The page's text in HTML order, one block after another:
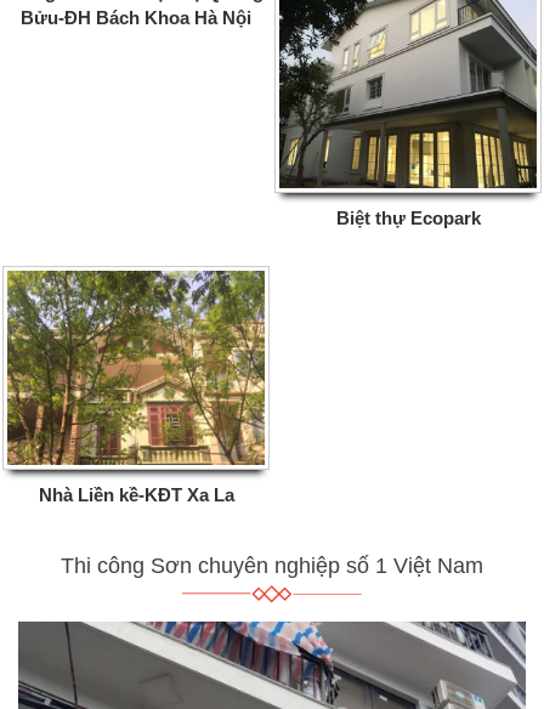
Bửu-ĐH Bách Khoa Hà Nội
Biệt thự Ecopark
Nhà Liền kề-KĐT Xa La
Thi công Sơn chuyên nghiệp số 1 Việt Nam